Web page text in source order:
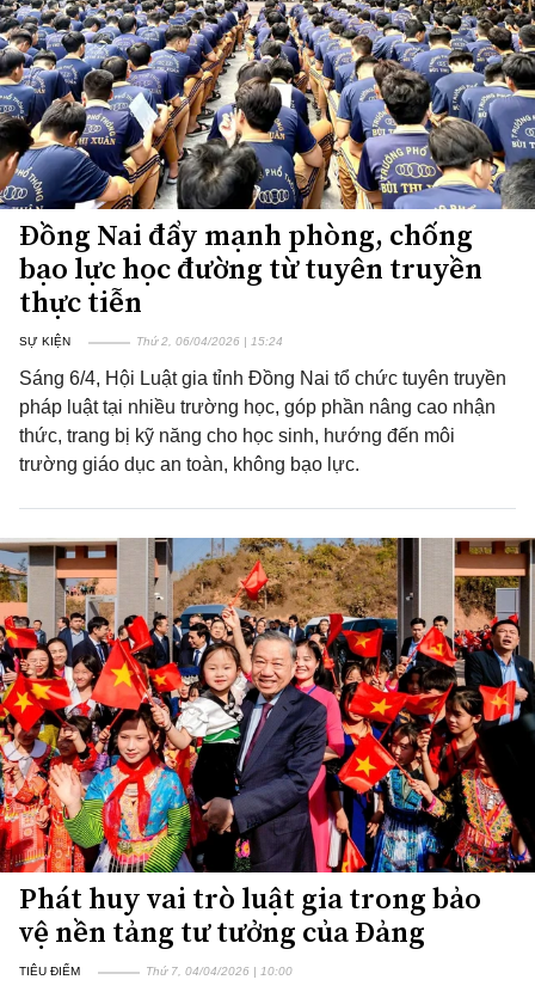
Đồng Nai đẩy mạnh phòng, chống
bạo lực học đường từ tuyên truyền
thực tiễn
SỰ KIỆN Thứ 2, 06/04/2026 | 15:24
Sáng 6/4, Hội Luật gia tỉnh Đồng Nai tổ chức tuyên truyền
pháp luật tại nhiều trường học, góp phần nâng cao nhận
thức, trang bị kỹ năng cho học sinh, hướng đến môi
trường giáo dục an toàn, không bạo lực.
Phát huy vai trò luật gia trong bảo
vệ nền tảng tư tưởng của Đảng
TIÊU ĐIỂM Thứ 7, 04/04/2026 | 10:00